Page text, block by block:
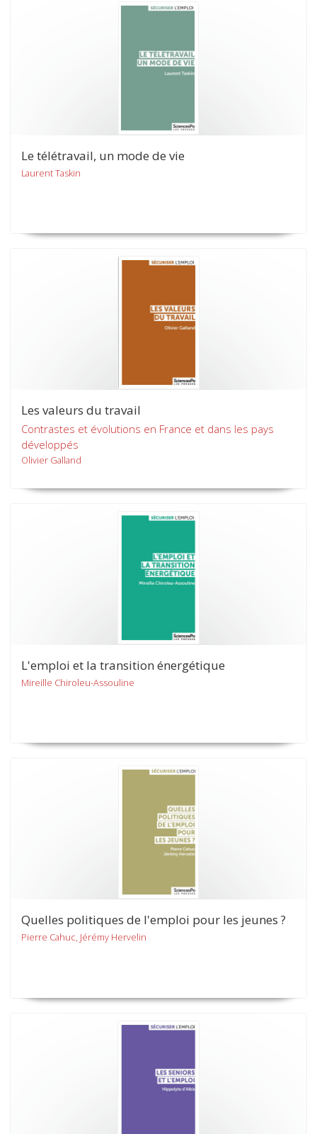
Le télétravail, un mode de vie
Laurent Taskin
Les valeurs du travail
Contrastes et évolutions en France et dans les pays
développés
Olivier Galland
L'emploi et la transition énergétique
Mireille Chiroleu-Assouline
Quelles politiques de l'emploi pour les jeunes ?
Pierre Cahuc, Jérémy Hervelin